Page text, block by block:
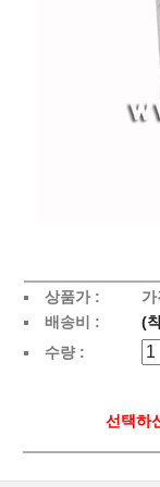
상품가 :
가
배송비 :
(
수량 :
선택하